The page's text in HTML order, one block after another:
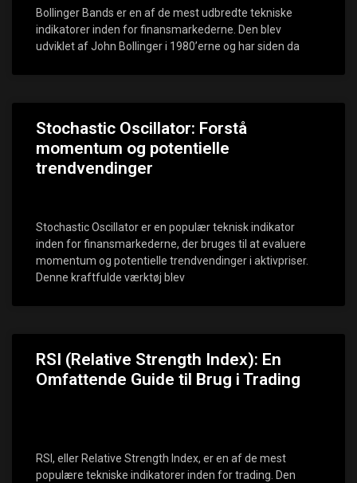
Bollinger Bands er en af de mest udbredte tekniske
indikatorer inden for finansmarkederne. Den blev
udviklet af John Bollinger i 1980’erne og har siden da
Stochastic Oscillator: Forstå
momentum og potentielle
trendvendinger
Stochastic Oscillator er en populær teknisk indikator
inden for finansmarkederne, der bruges til at evaluere
momentum og potentielle trendvendinger i aktivpriser.
Denne kraftfulde værktøj blev
RSI (Relative Strength Index): En
Omfattende Guide til Brug i Trading
RSI, eller Relative Strength Index, er en af de mest
populære tekniske indikatorer inden for trading. Den